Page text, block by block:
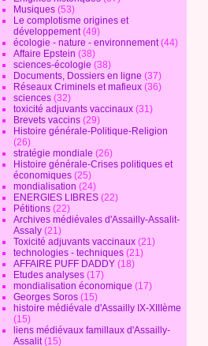
Musiques (53)
Le complotisme origines et
développement(49)
écologie - nature - environnement(44)
Affaire Epstein (38)
sciences-écologie (38)
Documents, Dossiers en ligne (37)
Réseaux Criminels et mafieux (36)
sciences (32)
toxicité adjuvants vaccinaux (31)
Brevets vaccins (29)
Histoire générale-Politique-Religion
(26)
stratégie mondiale (26)
Histoire générale-Crises politiques et
économiques (25)
mondialisation (24)
ENERGIES LIBRES (22)
Pétitions (22)
Archives médiévales d'Assailly-Assalit-
Assaly (21)
Toxicité adjuvants vaccinaux (21)
technologies - techniques (21)
AFFAIRE PUFF DADDY (18)
Etudes analyses (17)
mondialisation économique (17)
Georges Soros (15)
histoire médiévale d'Assailly IX-XIIIème
(15)
liens médiévaux famillaux d'Assailly-
Assalit(15)